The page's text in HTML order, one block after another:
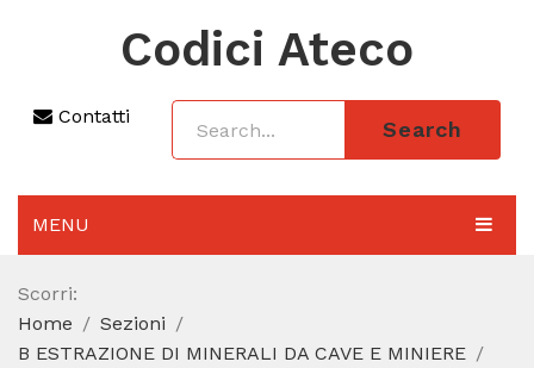
Codici Ateco
Contatti
Search
MENU
AGGIORNAMENTO 2025
SEZIONI
Scorri:
Home
Sezioni
B ESTRAZIONE DI MINERALI DA CAVE E MINIERE